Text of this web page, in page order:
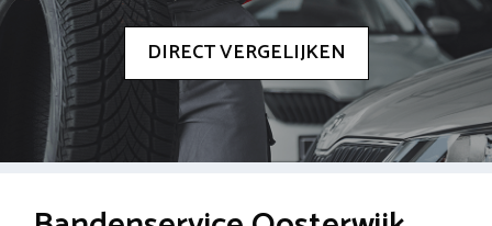
DIRECT VERGELIJKEN